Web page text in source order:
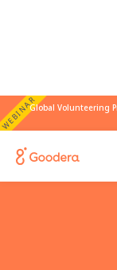
WEBINARGlobal Volunteering